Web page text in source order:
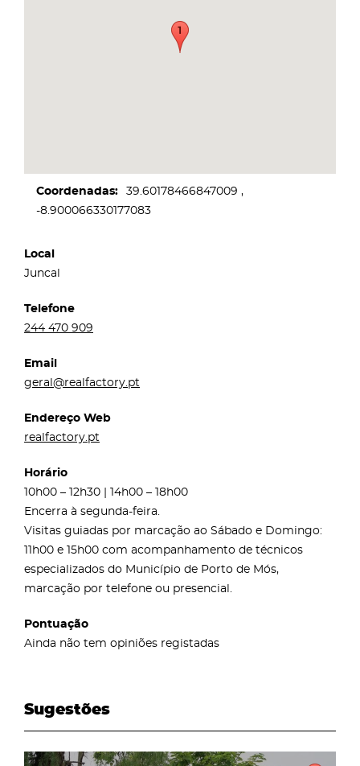
Coordenadas
39.60178466847009
-8.900066330177083
Local
Juncal
Telefone
244 470 909
Email
geral@realfactory.pt
Endereço Web
realfactory.pt
Horário
10h00 – 12h30 | 14h00 – 18h00
Encerra à segunda-feira.
Visitas guiadas por marcação ao Sábado e Domingo:
11h00 e 15h00 com acompanhamento de técnicos
especializados do Município de Porto de Mós,
marcação por telefone ou presencial.
Pontuação
Ainda não tem opiniões registadas
Sugestões
page